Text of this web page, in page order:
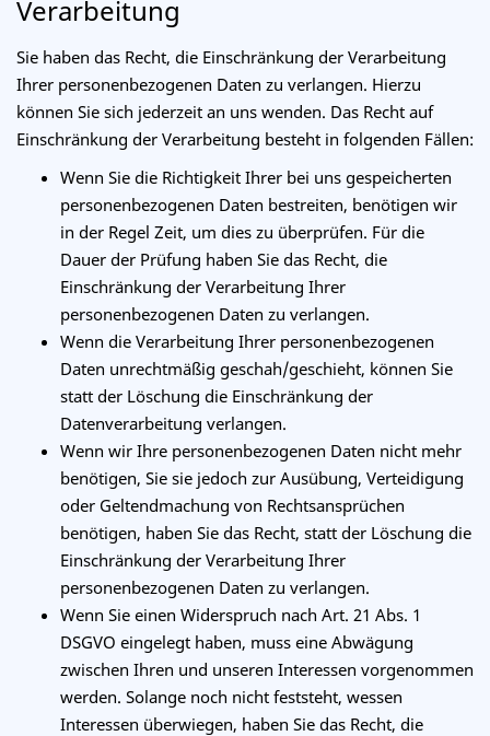
Verarbeitung
Sie haben das Recht, die Einschränkung der Verarbeitung
Ihrer personenbezogenen Daten zu verlangen. Hierzu
können Sie sich jederzeit an uns wenden. Das Recht auf
Einschränkung der Verarbeitung besteht in folgenden Fällen:
Wenn Sie die Richtigkeit Ihrer bei uns gespeicherten
personenbezogenen Daten bestreiten, benötigen wir
in der Regel Zeit, um dies zu überprüfen. Für die
Dauer der Prüfung haben Sie das Recht, die
Einschränkung der Verarbeitung Ihrer
personenbezogenen Daten zu verlangen.
Wenn die Verarbeitung Ihrer personenbezogenen
Daten unrechtmäßig geschah/geschieht, können Sie
statt der Löschung die Einschränkung der
Datenverarbeitung verlangen.
Wenn wir Ihre personenbezogenen Daten nicht mehr
benötigen, Sie sie jedoch zur Ausübung, Verteidigung
oder Geltendmachung von Rechtsansprüchen
benötigen, haben Sie das Recht, statt der Löschung die
Einschränkung der Verarbeitung Ihrer
personenbezogenen Daten zu verlangen.
Wenn Sie einen Widerspruch nach Art. 21 Abs. 1
DSGVO eingelegt haben, muss eine Abwägung
zwischen Ihren und unseren Interessen vorgenommen
werden. Solange noch nicht feststeht, wessen
Interessen überwiegen, haben Sie das Recht, die